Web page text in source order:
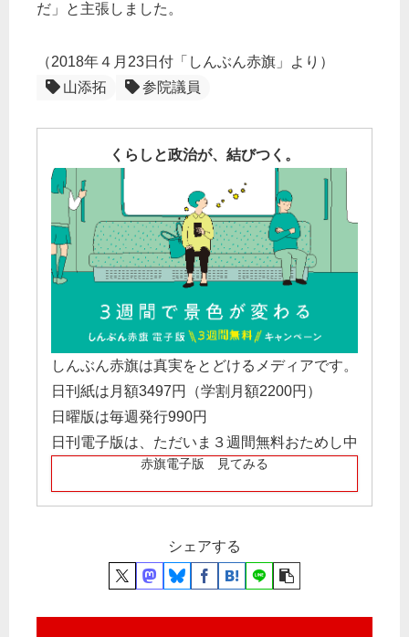
だ」と主張しました。
（2018年４月23日付「しんぶん赤旗」より）
山添拓
参院議員
くらしと政治が、結びつく。
しんぶん赤旗は真実をとどけるメディアです。
日刊紙は月額3497円（学割月額2200円）
日曜版は毎週発行990円
日刊電子版は、ただいま３週間無料おためし中
赤旗電子版 見てみる
シェアする